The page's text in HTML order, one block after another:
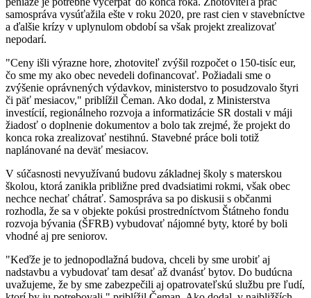
samospráva vysúťažila ešte v roku 2020, pre rast cien v stavebníctve
a ďalšie krízy v uplynulom období sa však projekt zrealizovať
nepodarí.
"Ceny išli výrazne hore, zhotoviteľ zvýšil rozpočet o 150-tisíc eur,
čo sme my ako obec nevedeli dofinancovať. Požiadali sme o
zvýšenie oprávnených výdavkov, ministerstvo to posudzovalo štyri
či päť mesiacov," priblížil Čeman. Ako dodal, z Ministerstva
investícií, regionálneho rozvoja a informatizácie SR dostali v máji
žiadosť o doplnenie dokumentov a bolo tak zrejmé, že projekt do
konca roka zrealizovať nestihnú. Stavebné práce boli totiž
naplánované na deväť mesiacov.
V súčasnosti nevyužívanú budovu základnej školy s materskou
školou, ktorá zanikla približne pred dvadsiatimi rokmi, však obec
nechce nechať chátrať. Samospráva sa po diskusii s občanmi
rozhodla, že sa v objekte pokúsi prostredníctvom Štátneho fondu
rozvoja bývania (ŠFRB) vybudovať nájomné byty, ktoré by boli
vhodné aj pre seniorov.
"Keďže je to jednopodlažná budova, chceli by sme urobiť aj
nadstavbu a vybudovať tam desať až dvanásť bytov. Do budúcna
uvažujeme, že by sme zabezpečili aj opatrovateľskú službu pre ľudí,